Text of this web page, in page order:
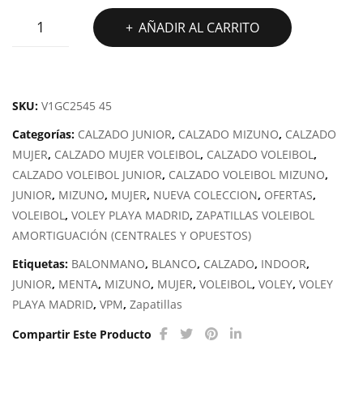
ZAPATILLAS
MOMENTUM
MID
cantidad
AÑADIR AL CARRITO
SKU: V1GC2545 45
Categorías: CALZADO JUNIOR, CALZADO MIZUNO, CALZADO
MUJER, CALZADO MUJER VOLEIBOL, CALZADO VOLEIBOL,
CALZADO VOLEIBOL JUNIOR, CALZADO VOLEIBOL MIZUNO,
JUNIOR, MIZUNO, MUJER, NUEVA COLECCION, OFERTAS,
VOLEIBOL, VOLEY PLAYA MADRID, ZAPATILLAS VOLEIBOL
AMORTIGUACIÓN (CENTRALES Y OPUESTOS)
Etiquetas: BALONMANO, BLANCO, CALZADO, INDOOR,
JUNIOR, MENTA, MIZUNO, MUJER, VOLEIBOL, VOLEY, VOLEY
PLAYA MADRID, VPM, Zapatillas
Compartir Este Producto